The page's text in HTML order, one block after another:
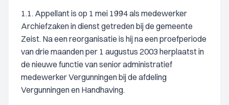
1.1. Appellant is op 1 mei 1994 als medewerker
Archiefzaken in dienst getreden bij de gemeente
Zeist. Na een reorganisatie is hij na een proefperiode
van drie maanden per 1 augustus 2003 herplaatst in
de nieuwe functie van senior administratief
medewerker Vergunningen bij de afdeling
Vergunningen en Handhaving.